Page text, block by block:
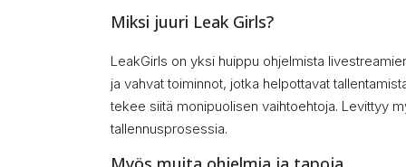
Miksi juuri Leak Girls?
LeakGirls on yksi huippu ohjelmista
ja vahvat toiminnot, jotka helpottavat
tekee siitä monipuolisen vaihtoehtoja. Levittyy
tallennusprosessia.